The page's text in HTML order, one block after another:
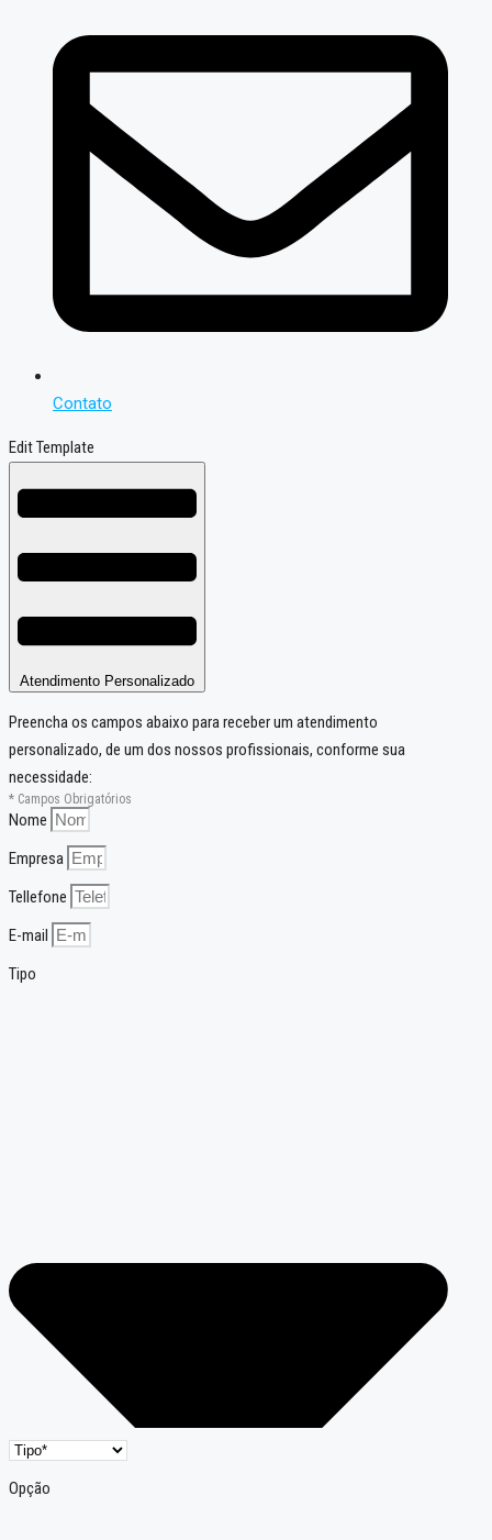
Contato
Edit Template
Atendimento Personalizado
Preencha os campos abaixo para receber um atendimento
personalizado, de um dos nossos profissionais, conforme sua
necessidade:
* Campos Obrigatórios
Nome
Empresa
Tellefone
E-mail
Tipo
Opção